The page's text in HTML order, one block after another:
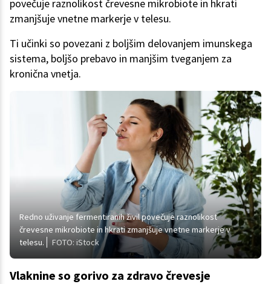
povečuje raznolikost črevesne mikrobiote in hkrati
zmanjšuje vnetne markerje v telesu.
Ti učinki so povezani z boljšim delovanjem imunskega
sistema, boljšo prebavo in manjšim tveganjem za
kronična vnetja.
Redno uživanje fermentiranih živil povečuje raznolikost
črevesne mikrobiote in hkrati zmanjšuje vnetne markerje v
telesu.
FOTO: iStock
Vlaknine so gorivo za zdravo črevesje